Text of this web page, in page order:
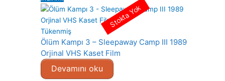
Tükenmiş
Ölüm Kampı 3 – Sleepaway Camp III 1989
Orjinal VHS Kaset Film
Devamını oku
Stokta Yok